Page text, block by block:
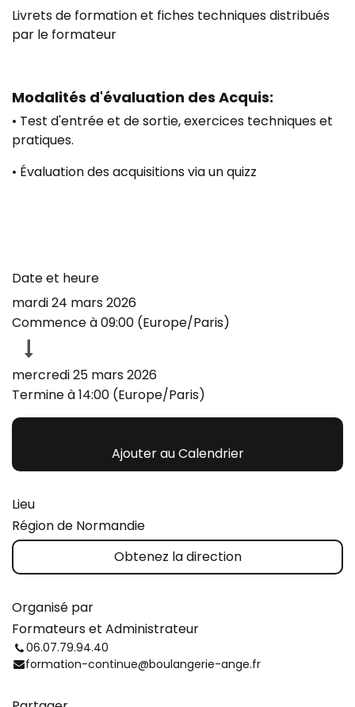
Livrets de formation et fiches techniques distribués
par le formateur
Modalités d'évaluation des Acquis:
• Test d'entrée et de sortie, exercices techniques et
pratiques.
• Évaluation des acquisitions via un quizz
Date et heure
mardi 24 mars 2026
Commence à09:00 (Europe/Paris)
mercredi 25 mars 2026
Termine à14:00 (Europe/Paris)
Ajouter au Calendrier
Lieu
Région de Normandie
Obtenez la direction
Organisé par
Formateurs et Administrateur
06.07.79.94.40
formation-continue@boulangerie-ange.fr